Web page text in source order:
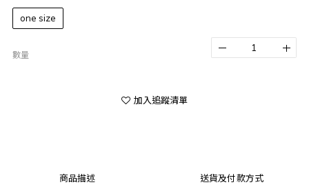
one size
數量
加入追蹤清單
商品描述 送貨及付款方式